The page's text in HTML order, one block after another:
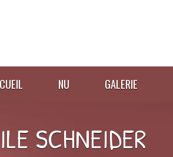
NU GALERIE
SCHNEIDER